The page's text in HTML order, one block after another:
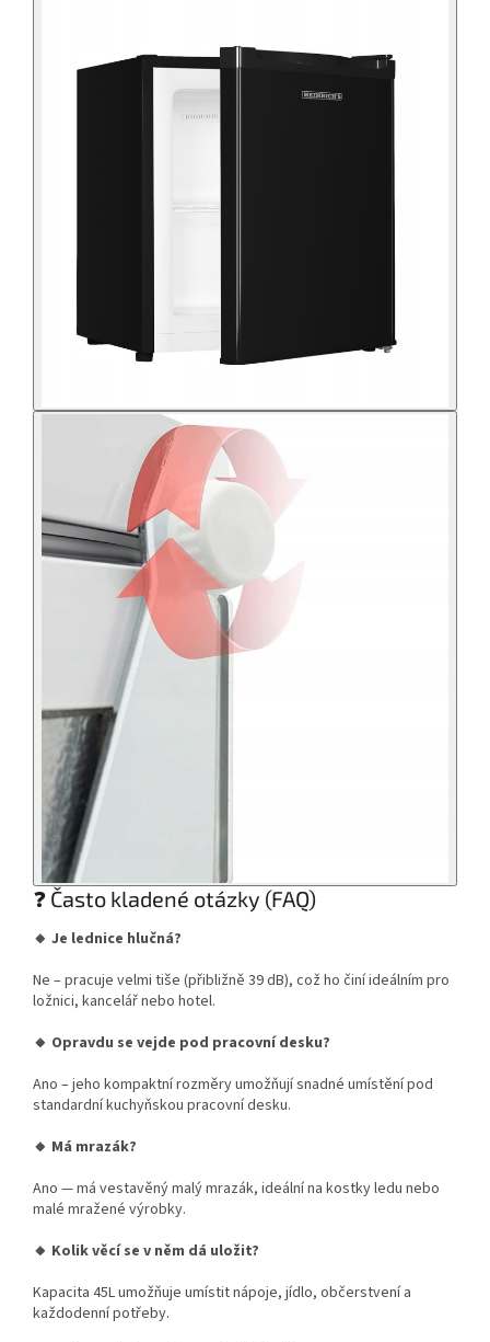
❓ Často kladené otázky (FAQ)
🔸 Je lednice hlučná?
Ne – pracuje velmi tiše (přibližně 39 dB), což ho činí ideálním pro
ložnici, kancelář nebo hotel.
🔸 Opravdu se vejde pod pracovní desku?
Ano – jeho kompaktní rozměry umožňují snadné umístění pod
standardní kuchyňskou pracovní desku.
🔸 Má mrazák?
Ano — má vestavěný malý mrazák, ideální na kostky ledu nebo
malé mražené výrobky.
🔸 Kolik věcí se v něm dá uložit?
Kapacita 45L umožňuje umístit nápoje, jídlo, občerstvení a
každodenní potřeby.